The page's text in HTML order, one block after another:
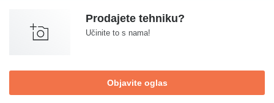
Prodajete tehniku?
Učinite to s nama!
Objavite oglas